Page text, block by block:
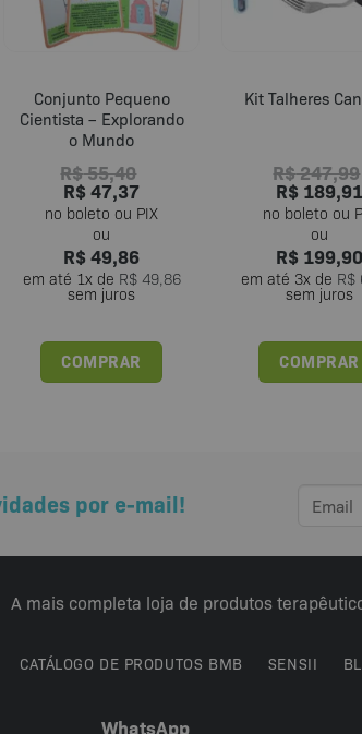
Conjunto Pequeno
Cientista – Explorando
o Mundo
R$55,40
R$47,37
R$49,86
em até 1x de R$49,86
sem juros
COMPRAR
Kit Talheres
R$247,99
R$ 189,91
R$ 199,90
em até 3x de R$
sem juros
COMPRAR
por e-mail!
A mais completa loja de produtos
CATÁLOGO DE PRODUTOS BMB SENSII
WhatsApp